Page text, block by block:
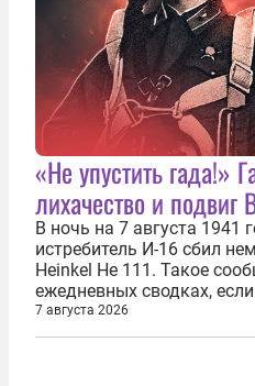
«Не упустить гада!»
лихачество и подвиг
В ночь на 7 августа 1941
истребитель И-16 сбил
Heinkel He 111. Такое
ежедневных сводках,
обстоятельство. Это был
истории отечественной
7 августа 2026